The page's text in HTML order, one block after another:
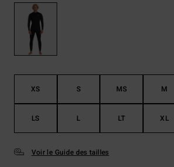
XS S MS M
LS L LT XL
Voir le Guide des tailles